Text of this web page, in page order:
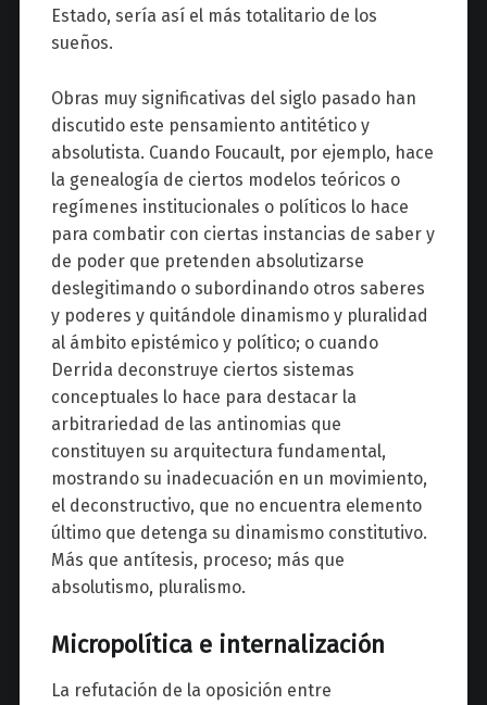
Estado, sería así el más totalitario de los
sueños.
Obras muy significativas del siglo pasado han
discutido este pensamiento antitético y
absolutista. Cuando Foucault, por ejemplo, hace
la genealogía de ciertos modelos teóricos o
regímenes institucionales o políticos lo hace
para combatir con ciertas instancias de saber y
de poder que pretenden absolutizarse
deslegitimando o subordinando otros saberes
y poderes y quitándole dinamismo y pluralidad
al ámbito epistémico y político; o cuando
Derrida deconstruye ciertos sistemas
conceptuales lo hace para destacar la
arbitrariedad de las antinomias que
constituyen su arquitectura fundamental,
mostrando su inadecuación en un movimiento,
el deconstructivo, que no encuentra elemento
último que detenga su dinamismo constitutivo.
Más que antítesis, proceso; más que
absolutismo, pluralismo.
Micropolítica e internalización
La refutación de la oposición entre